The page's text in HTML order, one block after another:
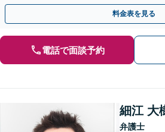
じた最適な方法をご提案します【夜間相談可
料金表を見る
電話で面談予約
細江 大
弁護士